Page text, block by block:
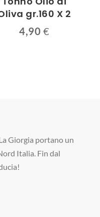
gr.160 X 2
4,90 €
Giorgia portano un
Italia. Fin dal